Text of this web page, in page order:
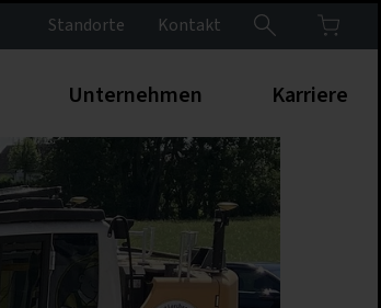
Standorte Kontakt
Unternehmen Karriere